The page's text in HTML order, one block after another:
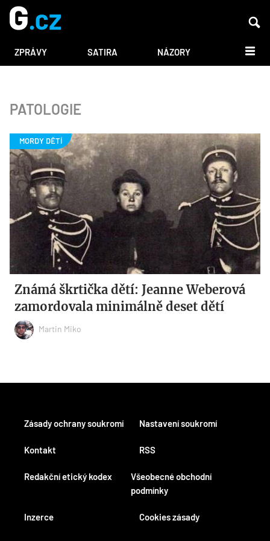
ZPRÁVY SATIRA NÁZORY DALŠÍ
PATOLOGIE
Známá škrtička dětí: Jeanne Weberová
zamordovala minimálně deset dětí
Martin Miko
Kontakt
Redakční etický kodex
Inzerce
RSS
Všeobecné obchodní
podmínky
Cookies zásady
Zásady ochrany soukromí Nastavení soukromí